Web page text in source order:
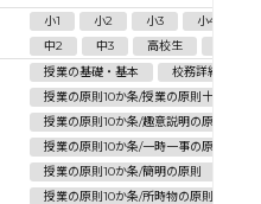
小1 小2 小3 小4
中2
中3 高校生
授業の基礎・基本
校務詳細
授業の原則10か条/授業の原則十か条の
授業の原則10か条/趣意説明の原則
授業の原則10か条/一時一事の原則
授業の原則10か条/簡明の原則
授業の原則10か条/所時物の原則